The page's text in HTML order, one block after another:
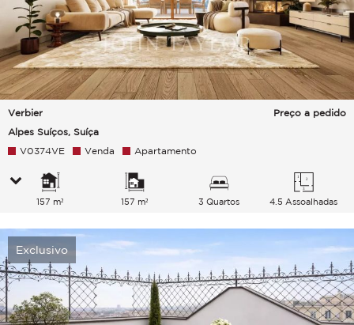
Verbier
Alpes Suíços, Suíça
Preço a pedido
V0374VE Venda Apartamento
157 m² 157 m² 3 Quartos 4.5 Assoalhadas
Exclusivo